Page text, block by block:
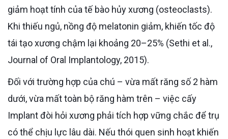
giảm hoạt tính của tế bào hủy xương (osteoclasts).
Khi thiếu ngủ, nồng độ melatonin giảm, khiến tốc độ
tái tạo xương chậm lại khoảng 20–25% (Sethi et al.,
Journal of Oral Implantology, 2015).
Đối với trường hợp của chú – vừa mất răng số 2 hàm
dưới, vừa mất toàn bộ răng hàm trên – việc cấy
Implant đòi hỏi xương phải tích hợp vững chắc để trụ
có thể chịu lực lâu dài. Nếu thói quen sinh hoạt khiến